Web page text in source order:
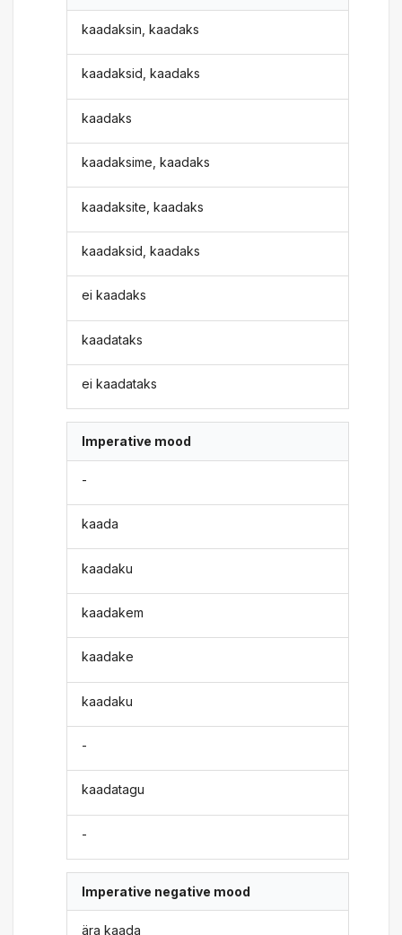
kaadaksin, kaadaks
kaadaksid, kaadaks
kaadaks
kaadaksime, kaadaks
kaadaksite, kaadaks
kaadaksid, kaadaks
ei kaadaks
kaadataks
ei kaadataks
Imperative mood
-
kaada
kaadaku
kaadakem
kaadake
kaadaku
-
kaadatagu
-
Imperative negative mood
ära kaada